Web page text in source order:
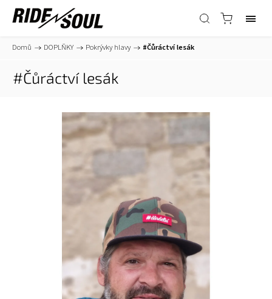
Domů / DOPLŇKY / Pokrývky hlavy / #Čůráctví lesák
#Čůráctví lesák